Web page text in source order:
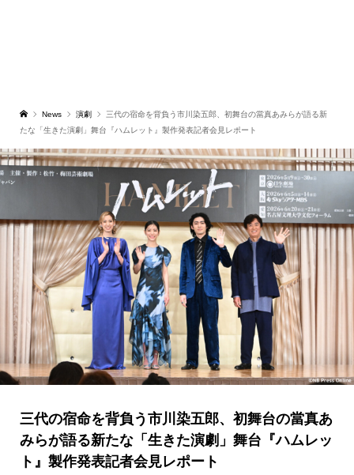
News 演劇
三代の宿命を背負う市川染五郎、初舞台の當真あみらが語る新
たな「生きた演劇」舞台『ハムレット』製作発表記者会見レポート
三代の宿命を背負う市川染五郎、初舞台の當真あ
みらが語る新たな「生きた演劇」舞台『ハムレッ
ト』製作発表記者会見レポート